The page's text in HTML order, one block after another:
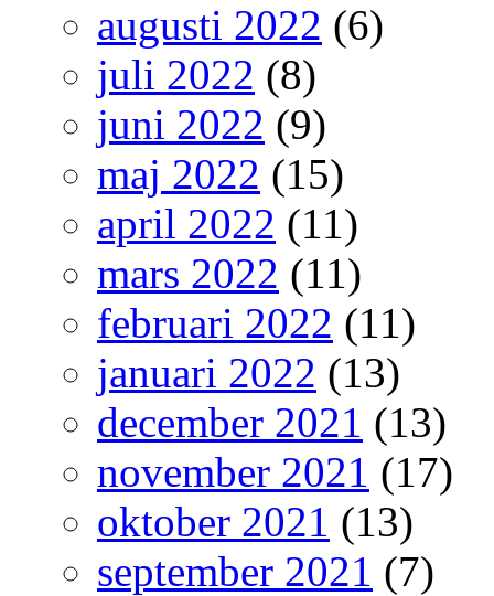
augusti 2022 (6)
juli 2022 (8)
juni 2022 (9)
maj 2022 (15)
april 2022 (11)
mars 2022 (11)
februari 2022 (11)
januari 2022 (13)
december 2021 (13)
november 2021 (17)
oktober 2021 (13)
september 2021 (7)